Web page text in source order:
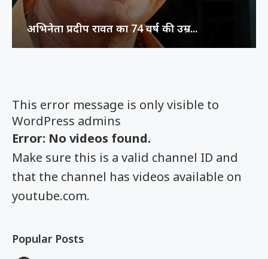
This error message is only visible to
WordPress admins
Error: No videos found.
Make sure this is a valid channel ID and
that the channel has videos available on
youtube.com.
Popular Posts
अभिनेता प्रदीप रावत का 74 वर्ष की उम्र...